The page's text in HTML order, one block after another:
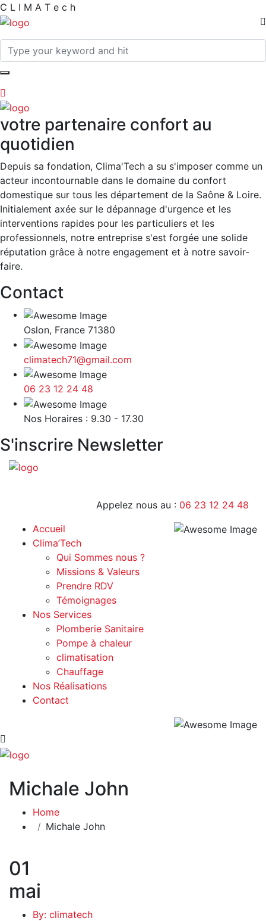
C L I M A T e c h
votre partenaire confort au
quotidien
Depuis sa fondation, Clima'Tech a su s'imposer comme un
acteur incontournable dans le domaine du confort
domestique sur tous les département de la Saône & Loire.
Initialement axée sur le dépannage d'urgence et les
interventions rapides pour les particuliers et les
professionnels, notre entreprise s'est forgée une solide
réputation grâce à notre engagement et à notre savoir-
faire.
Contact
Oslon, France 71380
climatech71@gmail.com
06 23 12 24 48
Nos Horaires : 9.30 - 17.30
S'inscrire Newsletter
Appelez nous au : 06 23 12 24 48
Accueil
Clima’Tech
Qui Sommes nous ?
Missions & Valeurs
Prendre RDV
Témoignages
Nos Services
Plomberie Sanitaire
Pompe à chaleur
climatisation
Chauffage
Nos Réalisations
Contact
Michale John
Home
Michale John
01
mai
By: climatech